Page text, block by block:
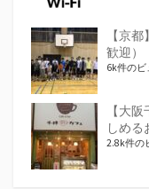
【京
歓迎）
6k件のビ
【大
しめる
2.8k件の